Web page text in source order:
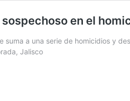
en el
suma a una serie de homicidios y
Jalisco